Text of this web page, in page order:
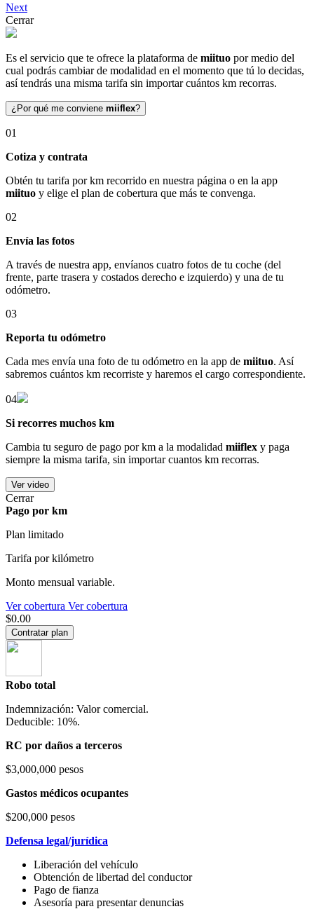
Next
Cerrar
Es el servicio que te ofrece la plataforma de miituo por medio del
cual podrás cambiar de modalidad en el momento que tú lo decidas,
así tendrás una misma tarifa sin importar cuántos km recorras.
¿Por qué me conviene miiflex?
01
Cotiza y contrata
Obtén tu tarifa por km recorrido en nuestra página o en la app
miituo y elige el plan de cobertura que más te convenga.
02
Envía las fotos
A través de nuestra app, envíanos cuatro fotos de tu coche (del
frente, parte trasera y costados derecho e izquierdo) y una de tu
odómetro.
03
Reporta tu odómetro
Cada mes envía una foto de tu odómetro en la app de miituo. Así
sabremos cuántos km recorriste y haremos el cargo correspondiente.
04
Si recorres muchos km
Cambia tu seguro de pago por km a la modalidad miiflex y paga
siempre la misma tarifa, sin importar cuantos km recorras.
Ver video
Cerrar
Pago por km
Plan limitado
Tarifa por kilómetro
Monto mensual variable.
Ver cobertura Ver cobertura
$0.00
Contratar plan
Robo total
Indemnización: Valor comercial.
Deducible: 10%.
RC por daños a terceros
$3,000,000 pesos
Gastos médicos ocupantes
$200,000 pesos
Defensa legal/jurídica
Liberación del vehículo
Obtención de libertad del conductor
Pago de fianza
Asesoría para presentar denuncias